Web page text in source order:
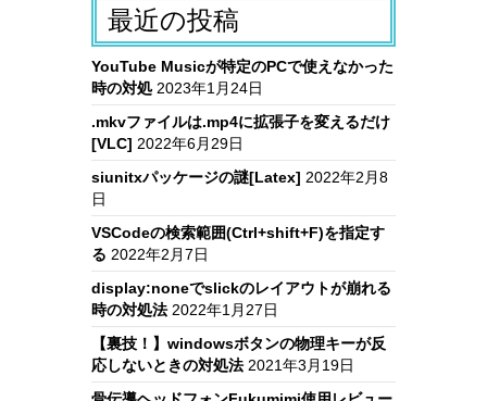
最近の投稿
YouTube Musicが特定のPCで使えなかった
時の対処 2023年1月24日
.mkvファイルは.mp4に拡張子を変えるだけ
[VLC] 2022年6月29日
siunitxパッケージの謎[Latex] 2022年2月8
日
VSCodeの検索範囲(Ctrl+shift+F)を指定す
る 2022年2月7日
display:noneでslickのレイアウトが崩れる
時の対処法 2022年1月27日
【裏技！】windowsボタンの物理キーが反
応しないときの対処法 2021年3月19日